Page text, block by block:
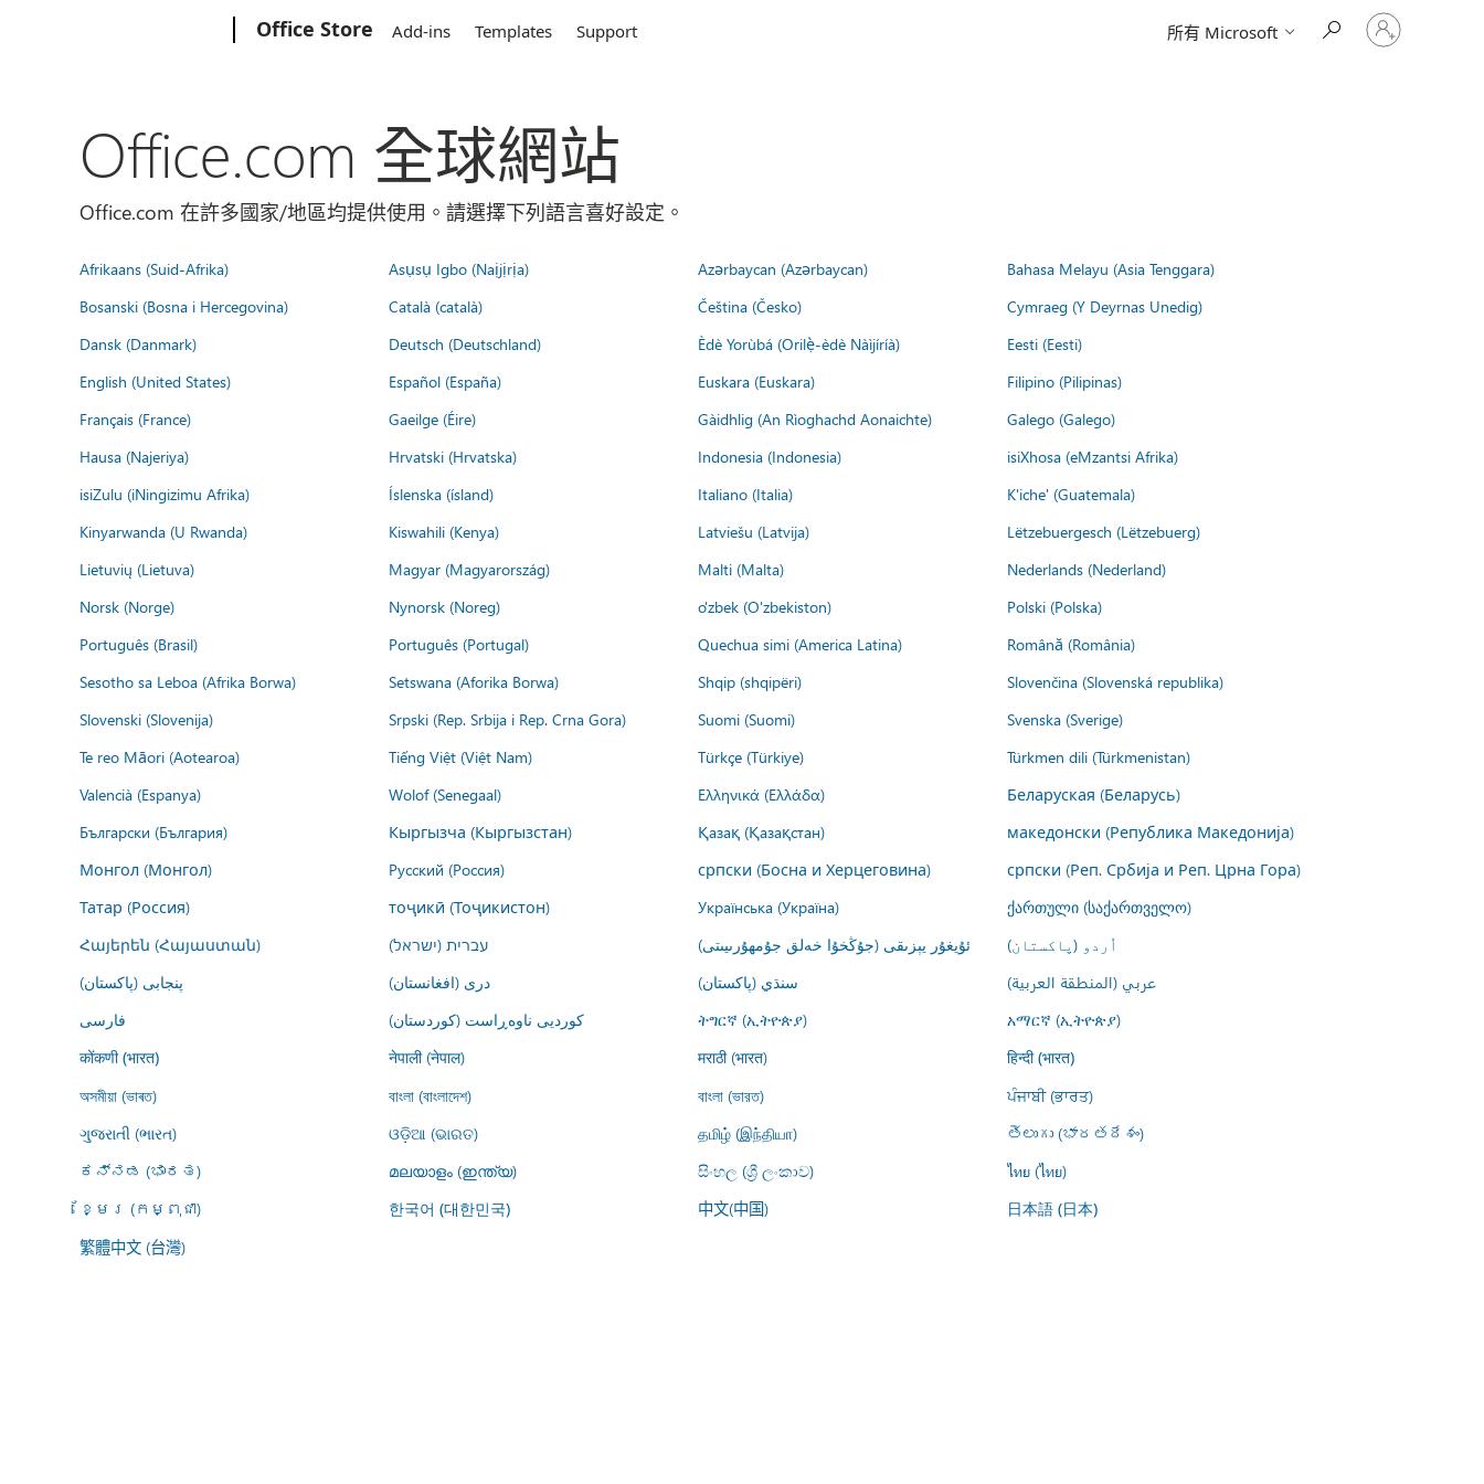
Office Store Add-ins Templates Support 所有 Microsoft
登
入
Office.com 全球網站
Office.com 在許多國家/地區均提供使用。請選擇下列語言喜好設定。
Afrikaans (Suid-Afrika) Asụsụ Igbo (Naịjịrịa) Azərbaycan (Azərbaycan)
Bahasa Melayu (Asia Tenggara)
Bosanski (Bosna i Hercegovina)
Català (català) Čeština (Česko)
Cymraeg (Y Deyrnas Unedig)
Dansk (Danmark)
Deutsch (Deutschland) Èdè Yorùbá (Orilẹ̀-èdè Nàìjíríà)
Eesti (Eesti)
English (United States)
Español (España) Euskara (Euskara)
Filipino (Pilipinas)
Français (France)
Gaeilge (Éire) Gàidhlig (An Rìoghachd Aonaichte)
Galego (Galego)
Hausa (Najeriya)
Hrvatski (Hrvatska) Indonesia (Indonesia)
isiXhosa (eMzantsi Afrika)
isiZulu (iNingizimu Afrika)
Íslenska (ísland) Italiano (Italia)
K'iche' (Guatemala)
Kinyarwanda (U Rwanda)
Kiswahili (Kenya) Latviešu (Latvija)
Lëtzebuergesch (Lëtzebuerg)
Lietuvių (Lietuva)
Magyar (Magyarország) Malti (Malta)
Nederlands (Nederland)
Norsk (Norge)
Nynorsk (Noreg) o'zbek (O'zbekiston)
Polski (Polska)
Português (Brasil)
Português (Portugal) Quechua simi (America Latina)
Română (România)
Sesotho sa Leboa (Afrika Borwa)
Setswana (Aforika Borwa) Shqip (shqipëri)
Slovenčina (Slovenská republika)
Slovenski (Slovenija)
Srpski (Rep. Srbija i Rep. Crna Gora) Suomi (Suomi)
Svenska (Sverige)
Te reo Māori (Aotearoa)
Tiếng Việt (Việt Nam) Türkçe (Türkiye)
Türkmen dili (Türkmenistan)
Valencià (Espanya)
Wolof (Senegaal) Ελληνικά (Ελλάδα)
Беларуская (Беларусь)
Български (България)
Кыргызча (Кыргызстан) Қазақ (Қазақстан)
македонски (Република Македонија)
Монгол (Монгол)
Русский (Россия) српски (Босна и Херцеговина)
српски (Реп. Србија и Реп. Црна Гора)
Татар (Россия)
тоҷикӣ (Тоҷикистон) Українська (Україна)
ქართული (საქართველო)
Հայերեն (Հայաստան)
עברית (ישראל) ئۇيغۇر يېزىقى (جۇڭخۇا خەلق جۇمھۇرىيىتى)
اُردو (پاکستان)
پنجابی (پاکستان)
درى (افغانستان) سنڌي (پاکستان)
عربي (المنطقة العربية)
فارسى
کوردیی ناوەڕاست (کوردستان) ትግርኛ (ኢትዮጵያ) አማርኛ (ኢትዮጵያ)
कोंकणी (भारत) नेपाली (नेपाल) मराठी (भारत) हिन्दी (भारत)
অসমীয়া (ভাৰত) বাংলা (বাংলাদেশ) বাংলা (ভারত)
ਪੰਜਾਬੀ (ਭਾਰਤ)
ગુજરાતી (ભારત)
ଓଡ଼ିଆ (ଭାରତ) தமிழ் (இந்தியா)
తెలుగు (భారతదేశం)
ಕನ್ನಡ (ಭಾರತ)
മലയാളം (ഇന്ത്യ) සිංහල (ශ්‍රී ලංකාව)
ไทย (ไทย)
ខ្មែរ (កម្ពុជា)
한국어 (대한민국) 中文(中国) 日本語 (日本)
繁體中文 (台灣)